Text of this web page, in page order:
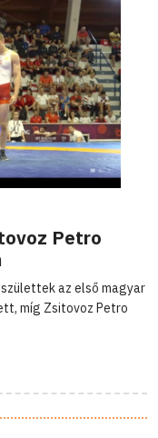
Petro
az első magyar
míg Zsitovoz Petro